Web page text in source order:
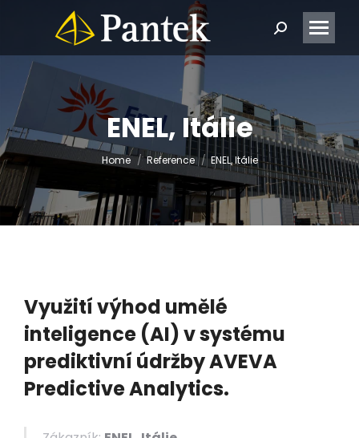
Search:
ENEL, Itálie
You are here:
Home Reference ENEL, Itálie
Využití výhod umělé
inteligence (AI) v systému
prediktivní údržby AVEVA
Predictive Analytics.